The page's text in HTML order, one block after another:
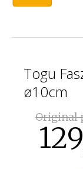
Togu
ø10cm
Original